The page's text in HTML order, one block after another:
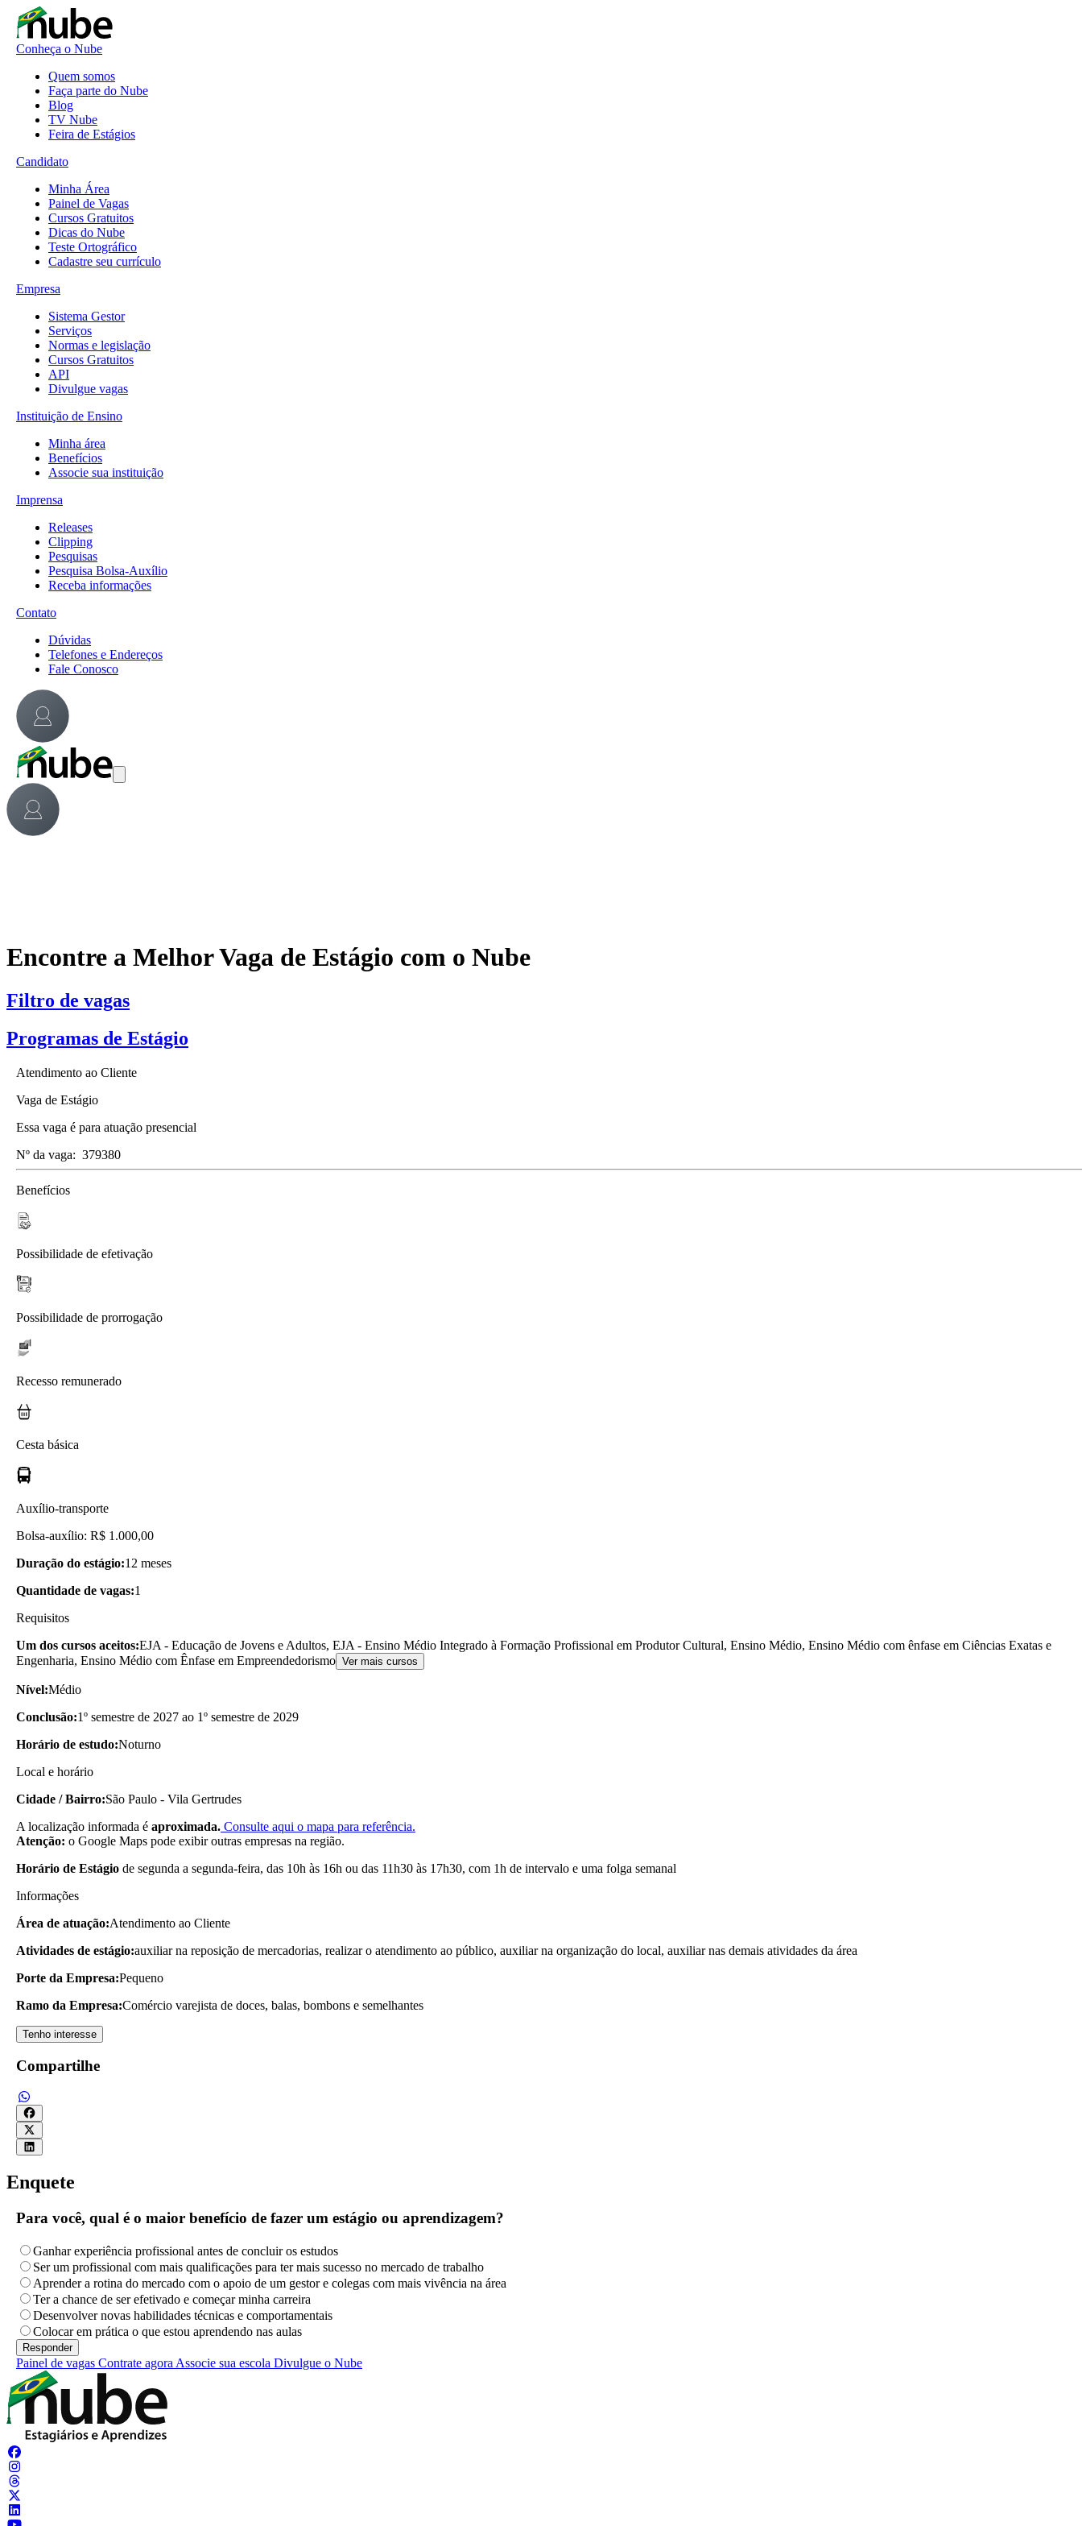
Conheça o Nube
Quem somos
Faça parte do Nube
Blog
TV Nube
Feira de Estágios
Candidato
Minha Área
Painel de Vagas
Cursos Gratuitos
Dicas do Nube
Teste Ortográfico
Cadastre seu currículo
Empresa
Sistema Gestor
Serviços
Normas e legislação
Cursos Gratuitos
API
Divulgue vagas
Instituição de Ensino
Minha área
Benefícios
Associe sua instituição
Imprensa
Releases
Clipping
Pesquisas
Pesquisa Bolsa-Auxílio
Receba informações
Contato
Dúvidas
Telefones e Endereços
Fale Conosco
Encontre a Melhor Vaga de Estágio com o Nube
Filtro de vagas
Programas de Estágio
Atendimento ao Cliente
Vaga de Estágio
Essa vaga é para atuação presencial
Nº da vaga: 379380
Benefícios
Possibilidade de efetivação
Possibilidade de prorrogação
Recesso remunerado
Cesta básica
Auxílio-transporte
Bolsa-auxílio: R$ 1.000,00
Duração do estágio:12 meses
Quantidade de vagas:1
Requisitos
Um dos cursos aceitos:EJA - Educação de Jovens e Adultos, EJA - Ensino Médio Integrado à Formação Profissional em Produtor Cultural, Ensino Médio, Ensino Médio com ênfase em Ciências Exatas e
Engenharia, Ensino Médio com Ênfase em Empreendedorismo Ver mais cursos
Nível:Médio
Conclusão:1º semestre de 2027 ao 1º semestre de 2029
Horário de estudo:Noturno
Local e horário
Cidade / Bairro:São Paulo - Vila Gertrudes
A localização informada é aproximada. Consulte aqui o mapa para referência.
Atenção: o Google Maps pode exibir outras empresas na região.
Horário de Estágio de segunda a segunda-feira, das 10h às 16h ou das 11h30 às 17h30, com 1h de intervalo e uma folga semanal
Informações
Área de atuação:Atendimento ao Cliente
Atividades de estágio:auxiliar na reposição de mercadorias, realizar o atendimento ao público, auxiliar na organização do local, auxiliar nas demais atividades da área
Porte da Empresa:Pequeno
Ramo da Empresa:Comércio varejista de doces, balas, bombons e semelhantes
Tenho interesse
Compartilhe
Enquete
Para você, qual é o maior benefício de fazer um estágio ou aprendizagem?
Ganhar experiência profissional antes de concluir os estudos
Ser um profissional com mais qualificações para ter mais sucesso no mercado de trabalho
Aprender a rotina do mercado com o apoio de um gestor e colegas com mais vivência na área
Ter a chance de ser efetivado e começar minha carreira
Desenvolver novas habilidades técnicas e comportamentais
Colocar em prática o que estou aprendendo nas aulas
Painel de vagas Contrate agora Associe sua escola Divulgue o Nube